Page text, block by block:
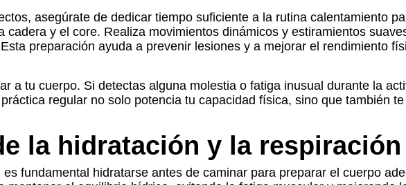
asegúrate de dedicar tiempo suficiente a la rutina calentamiento
cadera y el core. Realiza movimientos dinámicos y estiramientos
preparación ayuda a prevenir lesiones y a mejorar el rendimiento
a tu cuerpo. Si detectas alguna molestia o fatiga inusual durante la
regular no solo potencia tu capacidad física, sino que también
la hidratación y la respiración
fundamental hidratarse antes de caminar para preparar el cuerpo